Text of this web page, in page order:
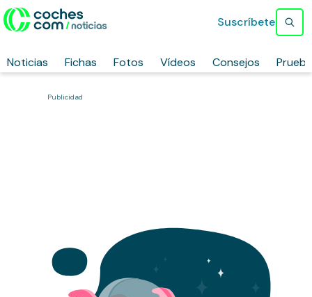
Noticias Fichas Fotos Vídeos Consejos
Suscríbete
Publicidad